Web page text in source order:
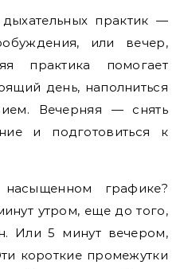
практик —
или вечер,
практика помогает
день, наполниться
Вечерняя — снять
и подготовиться к
графике?
утром, еще до того,
Или 5 минут вечером,
короткие промежутки